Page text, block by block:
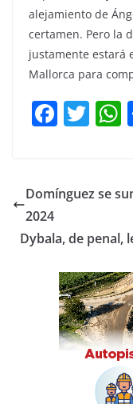
alejamiento de
certamen. Pero la
justamente estará
Mallorca para
F
a
e
o
o
k
T
w
er s
Domínguez se
2024
Dybala, de penal,